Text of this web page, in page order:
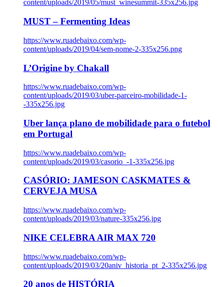
content/uploads/2019/05/must_winesummit-335x256.jpg
MUST – Fermenting Ideas
https://www.ruadebaixo.com/wp-
content/uploads/2019/04/sem-nome-2-335x256.png
L’Origine by Chakall
https://www.ruadebaixo.com/wp-
content/uploads/2019/03/uber-parceiro-mobilidade-1-
-335x256.jpg
Uber lança plano de mobilidade para o futebol
em Portugal
https://www.ruadebaixo.com/wp-
content/uploads/2019/03/casorio_-1-335x256.jpg
CASÓRIO: JAMESON CASKMATES &
CERVEJA MUSA
https://www.ruadebaixo.com/wp-
content/uploads/2019/03/nature-335x256.jpg
NIKE CELEBRA AIR MAX 720
https://www.ruadebaixo.com/wp-
content/uploads/2019/03/20aniv_historia_pt_2-335x256.jpg
20 anos de HISTÓRIA